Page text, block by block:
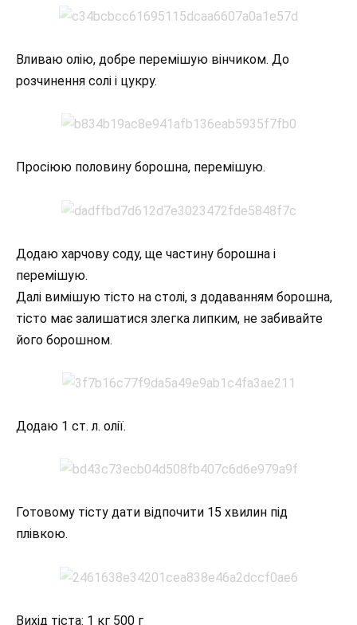
Вливаю олію, добре перемішую вінчиком. До
розчинення солі і цукру.
Просіюю половину борошна, перемішую.
Додаю харчову соду, ще частину борошна і
перемішую.
Далі вимішую тісто на столі, з додаванням борошна,
тісто має залишатися злегка липким, не забивайте
його борошном.
Додаю 1 ст. л. олії.
Готовому тісту дати відпочити 15 хвилин під
плівкою.
Вихід тіста: 1 кг 500 г